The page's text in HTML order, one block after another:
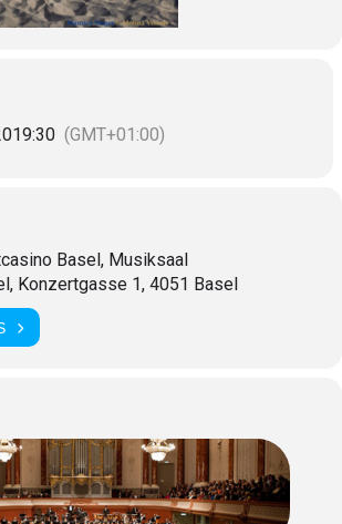
19:30 (GMT+01:00)
Basel, Musiksaal
Konzertgasse 1, 4051 Basel